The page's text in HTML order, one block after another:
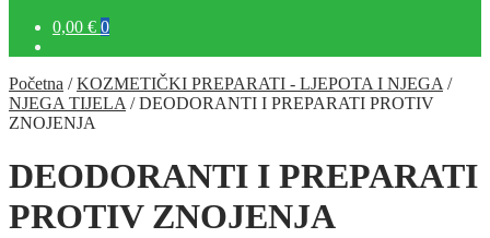
0,00 € 0
Početna /KOZMETIČKI PREPARATI - LJEPOTA I NJEGA /
NJEGA TIJELA /DEODORANTI I PREPARATI PROTIV
ZNOJENJA
DEODORANTI I PREPARATI
PROTIV ZNOJENJA